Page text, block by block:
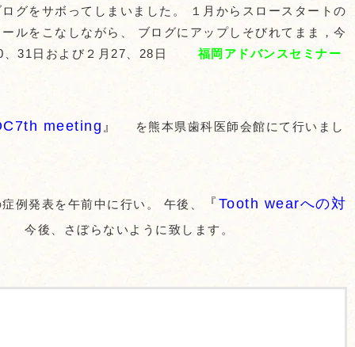
グをサボってしまいました。 １月からスロースタートの
ルをこなしながら、 ブログにアップしそびれてまま，今
30、31日および２月27、28日福岡アドバンスセミナー
meeting 』 を熊本県歯科医師会館にて行いまし
例発表を午前中に行い。 午後、 『 Tooth wearへの対
ぼらないように致します。